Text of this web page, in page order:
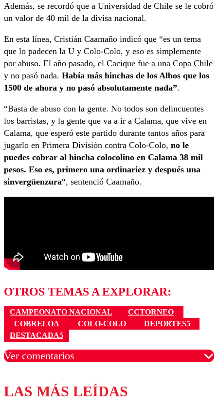
Además, se recordó que a Universidad de Chile se le cobró
un valor de 40 mil de la divisa nacional.
En esta línea, Cristián Caamaño indicó que “es un tema
que lo padecen la U y Colo-Colo, y eso es simplemente
por abuso. El año pasado, el Cacique fue a una Copa Chile
y no pasó nada. Había más hinchas de los Albos que los
1500 de ahora y no pasó absolutamente nada”.
“Basta de abuso con la gente. No todos son delincuentes
los barristas, y la gente que va a ir a Calama, que vive en
Calama, que esperó este partido durante tantos años para
jugarlo en Primera División contra Colo-Colo, no le
puedes cobrar al hincha colocolino en Calama 38 mil
pesos. Eso es, primero una ordinariez y después una
sinvergüenzura“, sentenció Caamaño.
OTROS TEMAS A EXPLORAR:
CAMPEONATO NACIONAL
CCTORNEO
COBRELOA
COLO-COLO
DEPORTES5
DESTACADA5
Ver comentarios
Los comentarios son moderados para garantizar un
diálogo respetuoso.
LAS MÁS LEÍDAS